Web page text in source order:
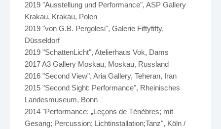
2019 "Ausstellung und Performance", ASP Gallery
Krakau, Krakau, Polen
2019 "von G.B. Pergolesi", Galerie Fiftyfifty,
Düsseldorf
2019 "SchattenLicht", Atelierhaus Vok, Dams
2017 A3 Gallery Moskau, Moskau, Russland
2016 "Second View", Aria Gallery, Teheran, Iran
2015 "Second Sight: Performance", Rheinisches
Landesmuseum, Bonn
2014 "Performance: „Leçons de Ténèbres; mit
Gesang; Percussion; Lichtinstallation;Tanz", Köln /